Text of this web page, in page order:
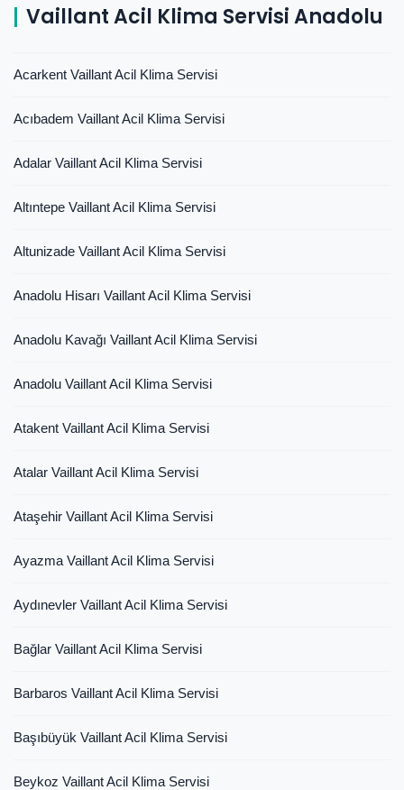
Vaillant Acil Klima Servisi Anadolu
Acarkent Vaillant Acil Klima Servisi
Acıbadem Vaillant Acil Klima Servisi
Adalar Vaillant Acil Klima Servisi
Altıntepe Vaillant Acil Klima Servisi
Altunizade Vaillant Acil Klima Servisi
Anadolu Hisarı Vaillant Acil Klima Servisi
Anadolu Kavağı Vaillant Acil Klima Servisi
Anadolu Vaillant Acil Klima Servisi
Atakent Vaillant Acil Klima Servisi
Atalar Vaillant Acil Klima Servisi
Ataşehir Vaillant Acil Klima Servisi
Ayazma Vaillant Acil Klima Servisi
Aydınevler Vaillant Acil Klima Servisi
Bağlar Vaillant Acil Klima Servisi
Barbaros Vaillant Acil Klima Servisi
Başıbüyük Vaillant Acil Klima Servisi
Beykoz Vaillant Acil Klima Servisi